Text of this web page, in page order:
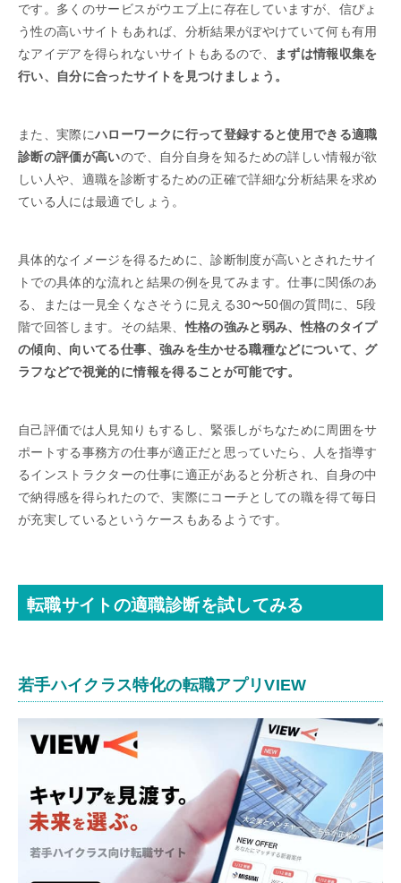
です。多くのサービスがウエブ上に存在していますが、信ぴょ
う性の高いサイトもあれば、分析結果がぼやけていて何も有用
なアイデアを得られないサイトもあるので、
まずは情報収集を
行い、自分に合ったサイトを見つけましょう。
また、実際にハローワークに行って登録すると使用できる適職
診断の評価が高いので、自分自身を知るための詳しい情報が欲
しい人や、適職を診断するための正確で詳細な分析結果を求め
ている人には最適でしょう。
具体的なイメージを得るために、診断制度が高いとされたサイ
トでの具体的な流れと結果の例を見てみます。仕事に関係のあ
る、または一見全くなさそうに見える30〜50個の質問に、5段
階で回答します。その結果、性格の強みと弱み、性格のタイプ
の傾向、向いてる仕事、強みを生かせる職種などについて、グ
ラフなどで視覚的に情報を得ることが可能です。
自己評価では人見知りもするし、緊張しがちなために周囲をサ
ポートする事務方の仕事が適正だと思っていたら、人を指導す
るインストラクターの仕事に適正があると分析され、自身の中
で納得感を得られたので、実際にコーチとしての職を得て毎日
が充実しているというケースもあるようです。
転職サイトの適職診断を試してみる
若手ハイクラス特化の転職アプリVIEW